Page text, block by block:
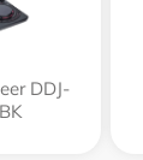
DDJ-